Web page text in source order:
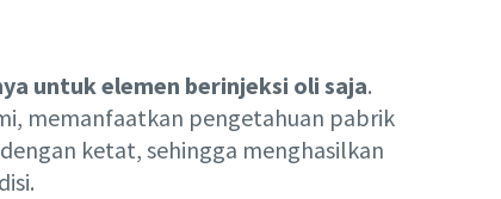
untuk elemen berinjeksi oli saja.
memanfaatkan pengetahuan pabrik
ketat, sehingga menghasilkan